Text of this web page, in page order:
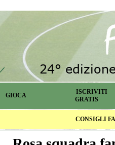
GIOCA
ISCRIVITI
GRATIS
CONSIGLI